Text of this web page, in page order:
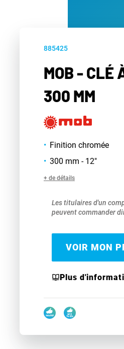
885425
MOB - CLÉ
300 MM
Finition chromée
300 mm - 12"
+ de détails
Les titulaires d'un
peuvent commander
VOIR MON
Plus